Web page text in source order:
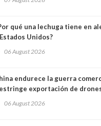
qué una lechuga tiene en
Unidos?
06 August 2026
endurece la guerra
exportación de
06 August 2026